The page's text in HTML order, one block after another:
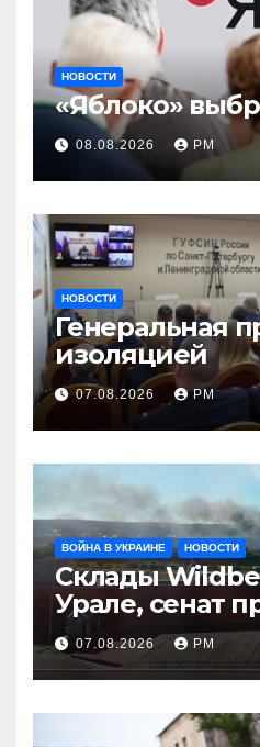
НОВОСТИ
«Яблоко»
08.08.2026 РМ
НОВОСТИ
Генеральная
изоляцией
07.08.2026 РМ
ВОЙНА В УКРАИНЕ НОВОСТИ
Склады
Урале, сенат
Грэму закон
07.08.2026 РМ